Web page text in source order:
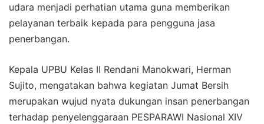
udara menjadi perhatian utama guna memberikan
pelayanan terbaik kepada para pengguna jasa
penerbangan.
Kepala UPBU Kelas II Rendani Manokwari, Herman
Sujito, mengatakan bahwa kegiatan Jumat Bersih
merupakan wujud nyata dukungan insan penerbangan
terhadap penyelenggaraan PESPARAWI Nasional XIV